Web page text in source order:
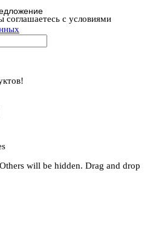
с условиями
will be hidden. Drag and drop